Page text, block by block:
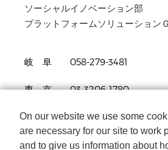
ソーシャルイノベーション部
プラットフォームソリューションＧ
岐 阜 058-279-3481
東 京 03-3206-1780
名古屋 052-961-3690
On our website we use some
are necessary for our site to work
and to give us information about